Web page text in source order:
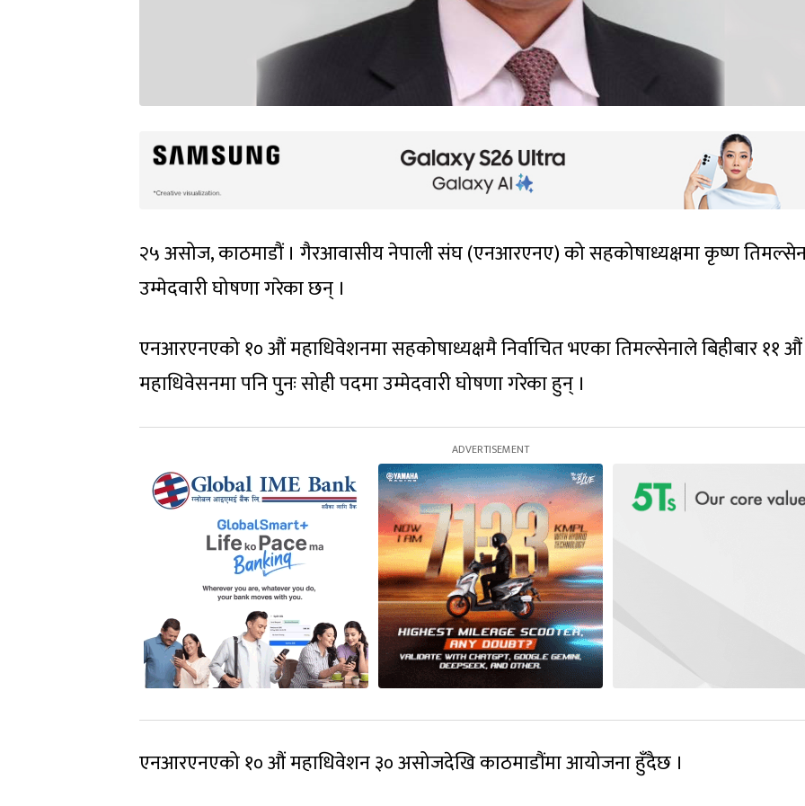
२५ असोज, काठमाडौं । गैरआवासीय नेपाली संघ (एनआरएनए) को सहकोषाध्यक्षमा कृष्ण
उम्मेदवारी घोषणा गरेका छन् ।
एनआरएनएको १० औं महाधिवेशनमा सहकोषाध्यक्षमै निर्वाचित भएका तिमल्सेनाले बिहीबार ११ औं
महाधिवेसनमा पनि पुनः सोही पदमा उम्मेदवारी घोषणा गरेका हुन् ।
एनआरएनएको १० औं महाधिवेशन ३० असोजदेखि काठमाडौंमा आयोजना हुँदैछ ।